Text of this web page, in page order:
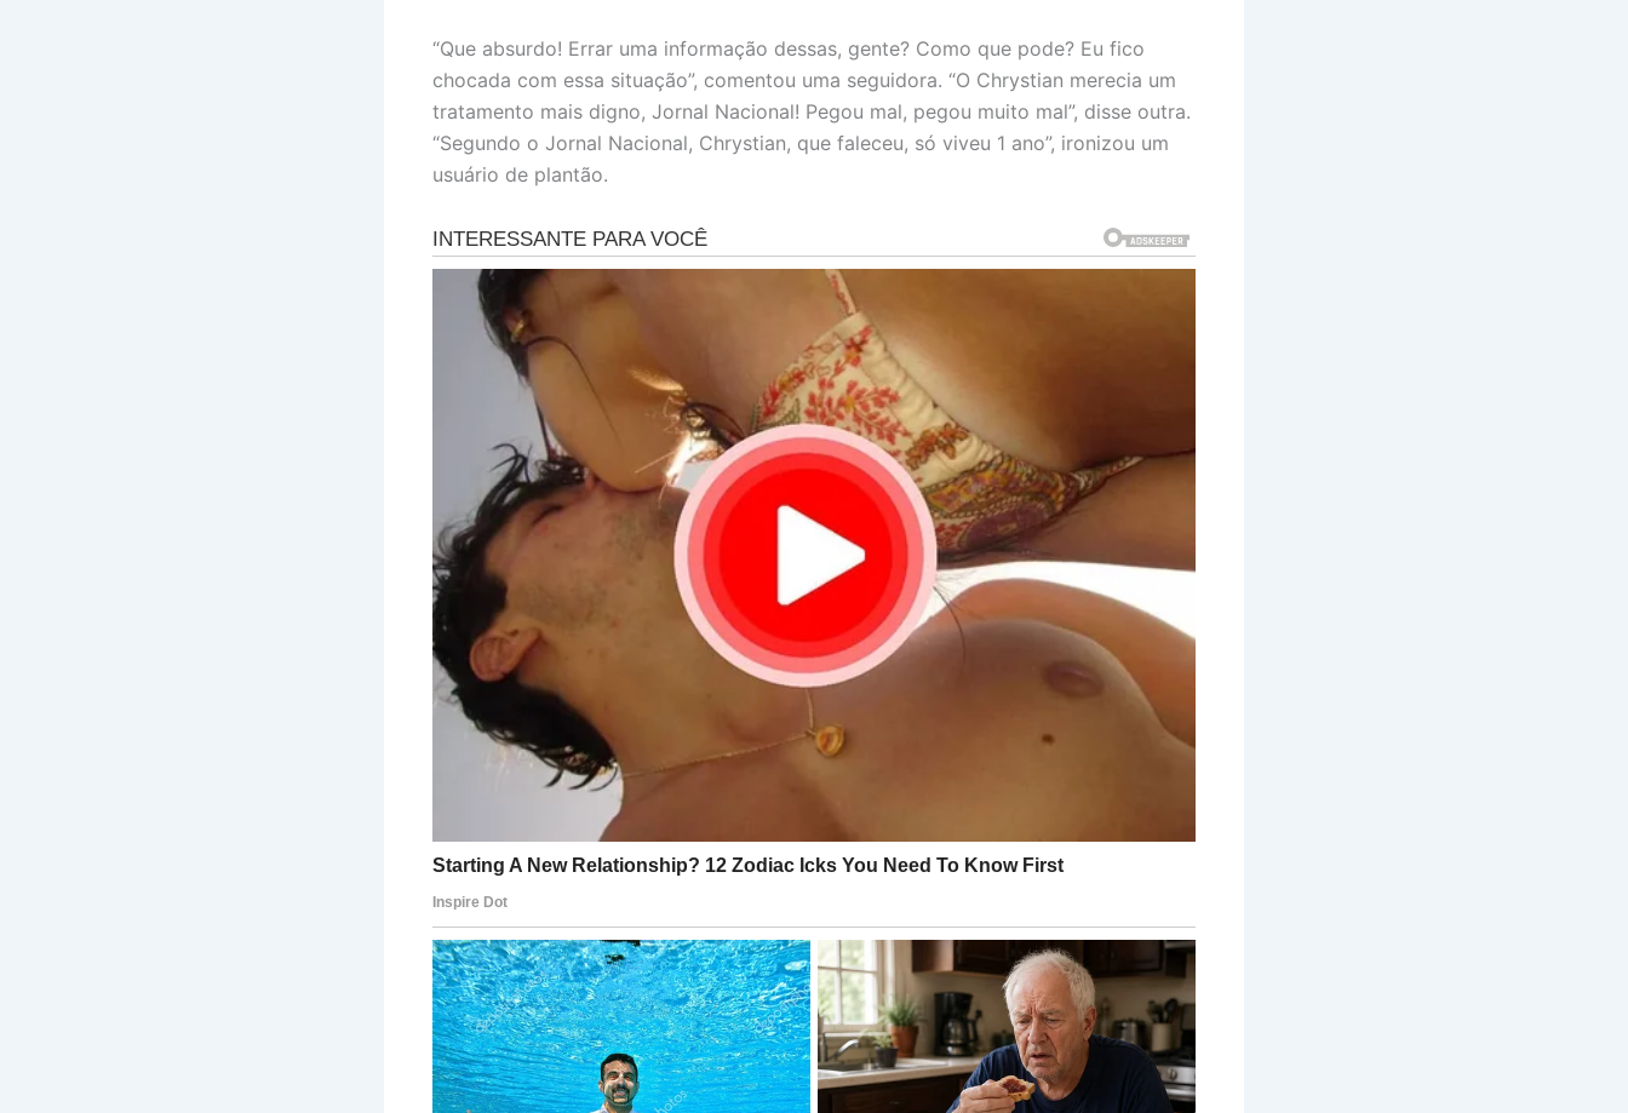
“Que absurdo! Errar uma informação dessas, gente? Como que pode? Eu fico
chocada com essa situação”, comentou uma seguidora. “O Chrystian merecia um
tratamento mais digno, Jornal Nacional! Pegou mal, pegou muito mal”, disse outra.
“Segundo o Jornal Nacional, Chrystian, que faleceu, só viveu 1 ano”, ironizou um
usuário de plantão.